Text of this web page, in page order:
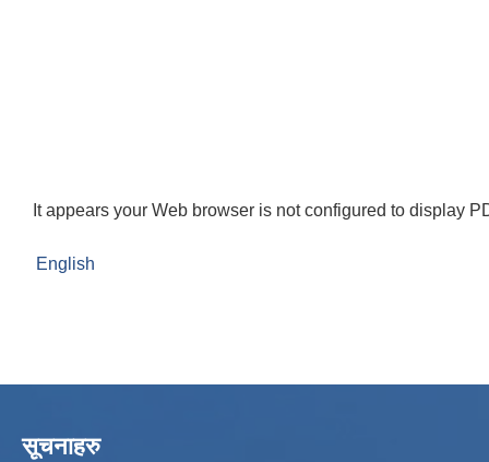
It appears your Web browser is not configured to display
English
सूचनाहरु